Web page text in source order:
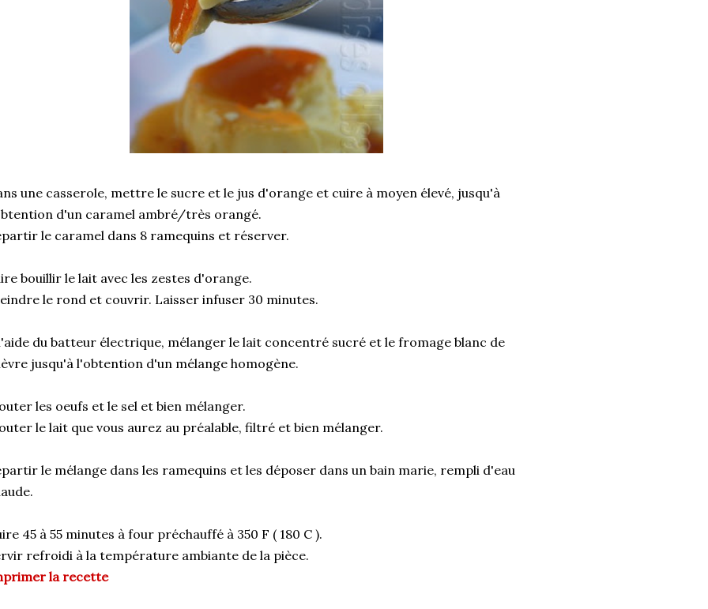
une casserole, mettre le sucre et le jus d'orange et cuire à moyen élevé, jusqu'à
d'un caramel ambré/très orangé.
le caramel dans 8 ramequins et réserver.
bouillir le lait avec les zestes d'orange.
le rond et couvrir. Laisser infuser 30 minutes.
du batteur électrique, mélanger le lait concentré sucré et le fromage blanc de
jusqu'à l'obtention d'un mélange homogène.
les oeufs et le sel et bien mélanger.
le lait que vous aurez au préalable, filtré et bien mélanger.
le mélange dans les ramequins et les déposer dans un bain marie, rempli d'eau
45 à 55 minutes à four préchauffé à 350 F ( 180 C ).
refroidi à la température ambiante de la pièce.
la recette